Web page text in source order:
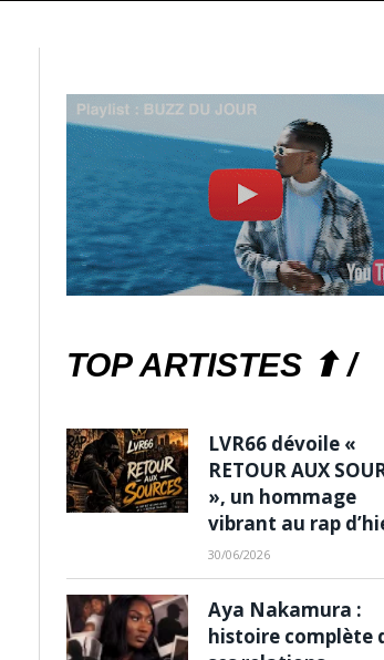
TOP ARTISTES ⬆ /
LVR66 dévoile «
RETOUR AUX
», un hommage
vibrant au rap
30/06/2026
Aya Nakamura :
histoire complète